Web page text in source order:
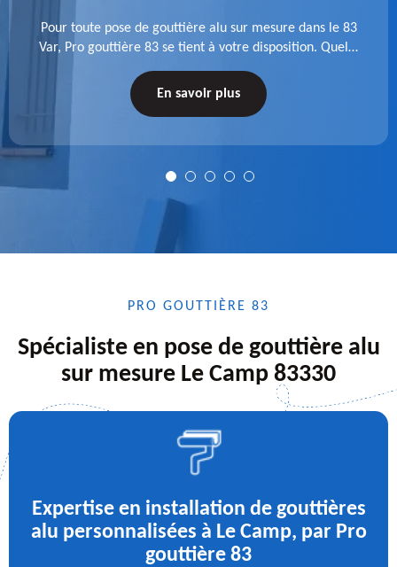
Pour toute pose de gouttière alu sur mesure dans le 83
Var, Pro gouttière 83 se tient à votre disposition. Quelle
nous confiance.
En savoir plus
PRO GOUTTIÈRE 83
Spécialiste en pose de gouttière alu
sur mesure Le Camp 83330
Expertise en installation de gouttières
alu personnalisées à Le Camp, par Pro
gouttière 83